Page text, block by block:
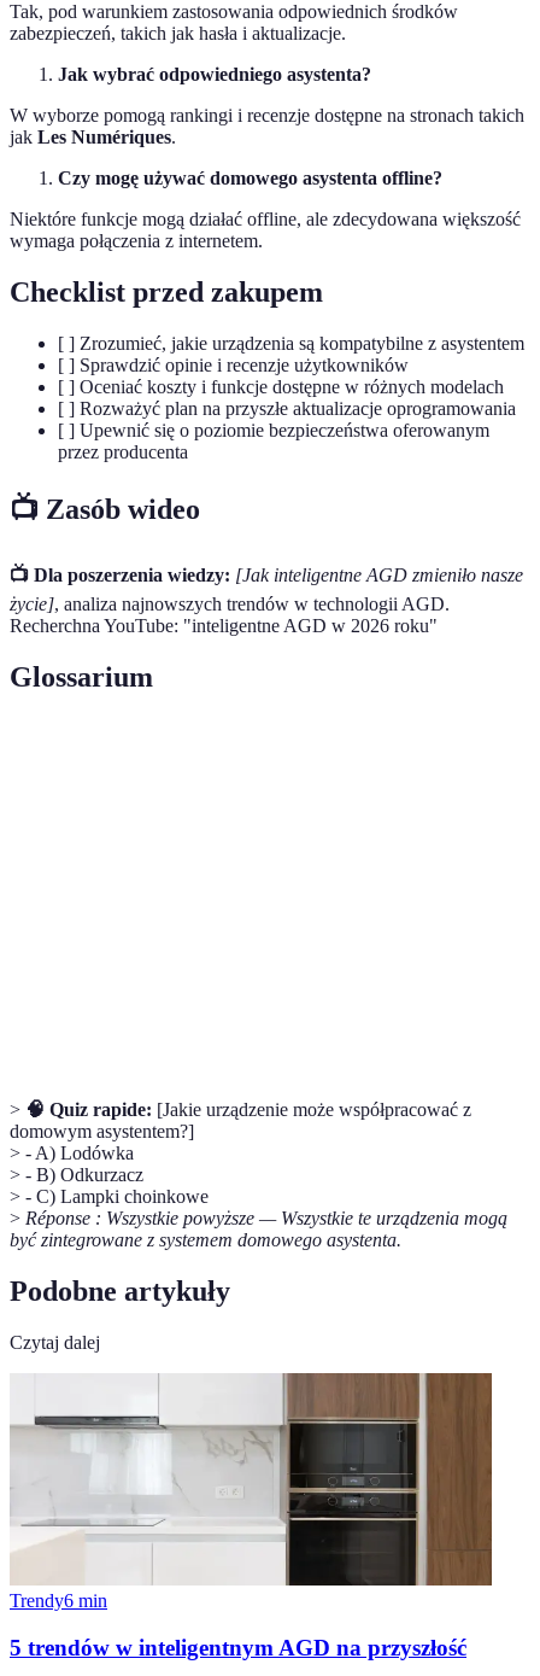
Tak, pod warunkiem zastosowania odpowiednich środków
zabezpieczeń, takich jak hasła i aktualizacje.
Jak wybrać odpowiedniego asystenta?
W wyborze pomogą rankingi i recenzje dostępne na stronach takich
jak Les Numériques.
Czy mogę używać domowego asystenta offline?
Niektóre funkcje mogą działać offline, ale zdecydowana większość
wymaga połączenia z internetem.
Checklist przed zakupem
[ ] Zrozumieć, jakie urządzenia są kompatybilne z asystentem
[ ] Sprawdzić opinie i recenzje użytkowników
[ ] Oceniać koszty i funkcje dostępne w różnych modelach
[ ] Rozważyć plan na przyszłe aktualizacje oprogramowania
[ ] Upewnić się o poziomie bezpieczeństwa oferowanym
przez producenta
📺 Zasób wideo
📺 Dla poszerzenia wiedzy: [Jak inteligentne AGD zmieniło nasze
życie], analiza najnowszych trendów w technologii AGD.
Recherchna YouTube: "inteligentne AGD w 2026 roku"
Glossarium
> 🧠 Quiz rapide: [Jakie urządzenie może współpracować z
domowym asystentem?]
> - A) Lodówka
> - B) Odkurzacz
> - C) Lampki choinkowe
> Réponse : Wszystkie powyższe — Wszystkie te urządzenia mogą
być zintegrowane z systemem domowego asystenta.
Podobne artykuły
Czytaj dalej
Trendy6 min
5 trendów w inteligentnym AGD na przyszłość